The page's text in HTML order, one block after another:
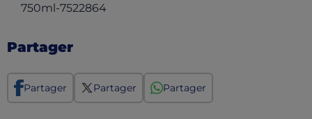
750ml-7522864(opens in a new tab)
Partager
Partager Partager Partager